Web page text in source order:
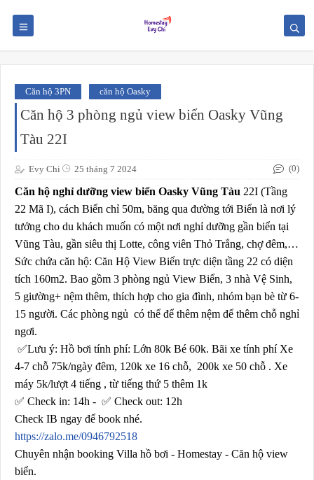
Căn hộ 3PN căn hộ Oasky
Căn hộ 3 phòng ngủ view biển Oasky Vũng
Tàu 22I
Evy Chi 25 tháng 7 2024 (0)
Căn hộ nghỉ dưỡng view biển Oasky Vũng Tàu 22I (Tầng
22 Mã I), cách Biển chỉ 50m, băng qua đường tới Biển là nơi lý
tưởng cho du khách muốn có một nơi nghỉ dưỡng gần biển tại
Vũng Tàu, gần siêu thị Lotte, công viên Thỏ Trắng, chợ đêm,…
Sức chứa căn hộ: Căn Hộ View Biển trực diện tầng 22 có diện
tích 160m2. Bao gồm 3 phòng ngủ View Biển, 3 nhà Vệ Sinh,
5 giường+ nệm thêm, thích hợp cho gia đình, nhóm bạn bè từ 6-
15 người. Các phòng ngủ có thể để thêm nệm để thêm chỗ nghỉ
ngơi.
✅Lưu ý: Hồ bơi tính phí: Lớn 80k Bé 60k. Bãi xe tính phí Xe
4-7 chỗ 75k/ngày đêm, 120k xe 16 chỗ, 200k xe 50 chỗ . Xe
máy 5k/lượt 4 tiếng , từ tiếng thứ 5 thêm 1k
✅ Check in: 14h - ✅ Check out: 12h
Check IB ngay để book nhé.
https://zalo.me/0946792518
Chuyên nhận booking Villa hồ bơi - Homestay - Căn hộ view
biển.